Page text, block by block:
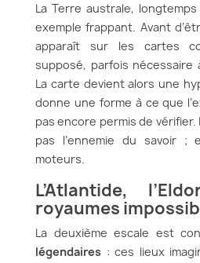
La Terre australe,
exemple frappant. Avant
apparaît sur les cartes
supposé, parfois nécessaire
La carte devient alors une
donne une forme à ce que
pas encore permis de vérifier.
pas l’ennemie du savoir ;
moteurs.
L’Atlantide,
royaumes
La deuxième escale est
légendaires : ces lieux